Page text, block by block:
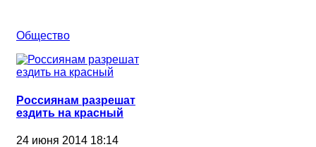
Общество
Россиянам разрешат
ездить на красный
24 июня 2014 18:14